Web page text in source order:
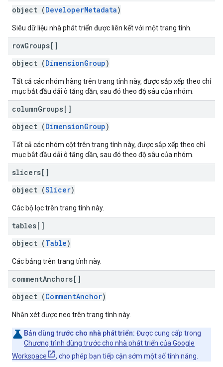
object (DeveloperMetadata)
Siêu dữ liệu nhà phát triển được liên kết với một trang tính.
rowGroups[]
object (DimensionGroup)
Tất cả các nhóm hàng trên trang tính này, được sắp xếp theo chỉ
mục bắt đầu dải ô tăng dần, sau đó theo độ sâu của nhóm.
columnGroups[]
object (DimensionGroup)
Tất cả các nhóm cột trên trang tính này, được sắp xếp theo chỉ
mục bắt đầu dải ô tăng dần, sau đó theo độ sâu của nhóm.
slicers[]
object (Slicer)
Các bộ lọc trên trang tính này.
tables[]
object (Table)
Các bảng trên trang tính này.
commentAnchors[]
object (CommentAnchor)
Nhận xét được neo trên trang tính này.
Bản dùng trước cho nhà phát triển: Được cung cấp trong
Chương trình dùng trước cho nhà phát triển của Google
Workspace
, cho phép bạn tiếp cận sớm một số tính năng.